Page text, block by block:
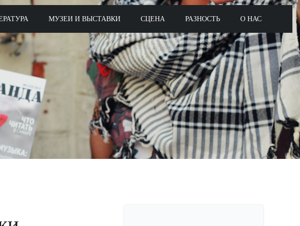
МУЗЕИ И ВЫСТАВКИ СЦЕНА РАЗНОСТЬ О НАС